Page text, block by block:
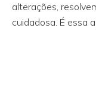
alterações,
cuidadosa. É essa